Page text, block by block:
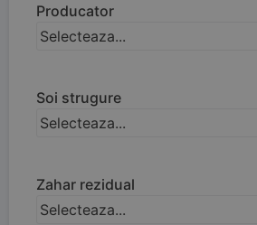
Producator
Selecteaza...
Soi strugure
Selecteaza...
Zahar rezidual
Selecteaza...